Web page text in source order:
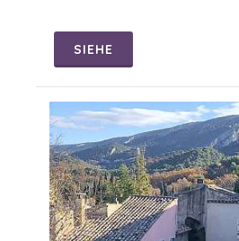
SIEHE